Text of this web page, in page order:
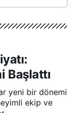
Başlattı
yeni bir dönemi
ekip ve